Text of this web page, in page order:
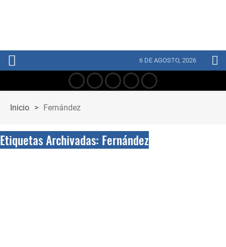
6 DE AGOSTO, 2026
Inicio > Fernández
Etiquetas Archivadas: Fernández